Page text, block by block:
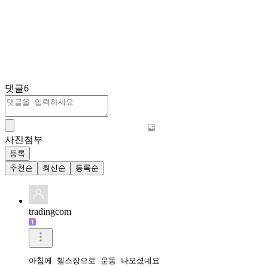
댓글6
사진첨부
등록
추천순
최신순 등록순
tradingcom
아침에 헬스장으로 운동 나오셨네요